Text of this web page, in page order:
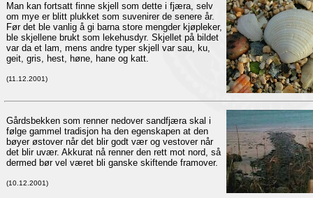
Man kan fortsatt finne skjell som dette i fjæra, selv
om mye er blitt plukket som suvenirer de senere år.
Før det ble vanlig å gi barna store mengder kjøpleker,
ble skjellene brukt som lekehusdyr. Skjellet på bildet
var da et lam, mens andre typer skjell var sau, ku,
geit, gris, hest, høne, hane og katt.
(11.12.2001)
Gårdsbekken som renner nedover sandfjæra skal i
følge gammel tradisjon ha den egenskapen at den
bøyer østover når det blir godt vær og vestover når
det blir uvær. Akkurat nå renner den rett mot nord, så
dermed bør vel været bli ganske skiftende framover.
(10.12.2001)